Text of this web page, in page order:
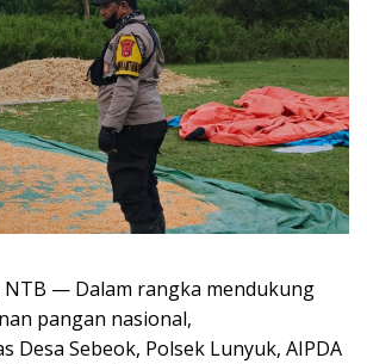
NTB — Dalam rangka mendukung
pangan nasional,
Desa Sebeok, Polsek Lunyuk, AIPDA